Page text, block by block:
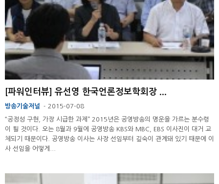
[파워인터뷰] 유선영 한국언론정보학회장 ...
방송기술저널 - 2015-07-08
“공정성 구현, 가장 시급한 과제” 2015년은 공영방송의 명운을 가르는 분수령
이 될 것이다. 오는 8월과 9월에 공영방송 KBS와 MBC, EBS 이사진이 대거 교
체되기 때문이다. 공영방송 이사는 사장 선임부터 깊숙이 관계돼 있기 때문에 이
사 선임을 어떻게...